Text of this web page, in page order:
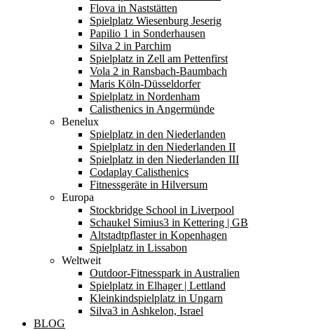
Flova in Naststätten
Spielplatz Wiesenburg Jeserig
Papilio 1 in Sonderhausen
Silva 2 in Parchim
Spielplatz in Zell am Pettenfirst
Vola 2 in Ransbach-Baumbach
Maris Köln-Düsseldorfer
Spielplatz in Nordenham
Calisthenics in Angermünde
Benelux
Spielplatz in den Niederlanden
Spielplatz in den Niederlanden II
Spielplatz in den Niederlanden III
Codaplay Calisthenics
Fitnessgeräte in Hilversum
Europa
Stockbridge School in Liverpool
Schaukel Simius3 in Kettering | GB
Altstadtpflaster in Kopenhagen
Spielplatz in Lissabon
Weltweit
Outdoor-Fitnesspark in Australien
Spielplatz in Elhager | Lettland
Kleinkindspielplatz in Ungarn
Silva3 in Ashkelon, Israel
BLOG